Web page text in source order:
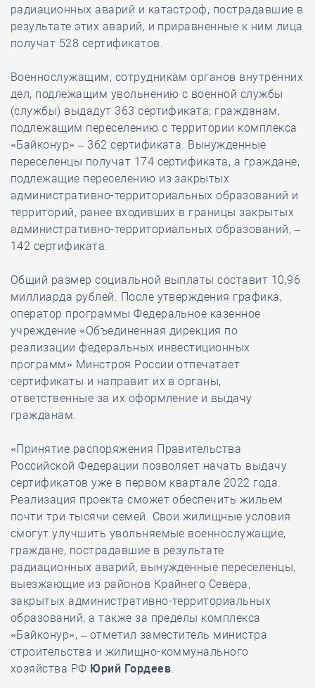
радиационных аварий и катастроф, пострадавшие в
результате этих аварий, и приравненные к ним лица
получат 528 сертификатов.
Военнослужащим, сотрудникам органов внутренних
дел, подлежащим увольнению с военной службы
(службы) выдадут 363 сертификата; гражданам,
подлежащим переселению с территории комплекса
«Байконур» – 362 сертификата. Вынужденные
переселенцы получат 174 сертификата, а граждане,
подлежащие переселению из закрытых
административно-территориальных образований и
территорий, ранее входивших в границы закрытых
административно-территориальных образований, –
142 сертификата.
Общий размер социальной выплаты составит 10,96
миллиарда рублей. После утверждения графика,
оператор программы Федеральное казенное
учреждение «Объединенная дирекция по
реализации федеральных инвестиционных
программ» Минстроя России отпечатает
сертификаты и направит их в органы,
ответственные за их оформление и выдачу
гражданам.
«Принятие распоряжения Правительства
Российской Федерации позволяет начать выдачу
сертификатов уже в первом квартале 2022 года.
Реализация проекта сможет обеспечить жильем
почти три тысячи семей. Свои жилищные условия
смогут улучшить увольняемые военнослужащие,
граждане, пострадавшие в результате
радиационных аварий, вынужденные переселенцы,
выезжающие из районов Крайнего Севера,
закрытых административно-территориальных
образований, а также за пределы комплекса
«Байконур», – отметил заместитель министра
строительства и жилищно-коммунального
хозяйства РФ Юрий Гордеев.